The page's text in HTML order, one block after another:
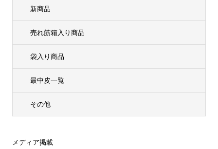
新商品
売れ筋箱入り商品
袋入り商品
最中皮一覧
その他
メディア掲載